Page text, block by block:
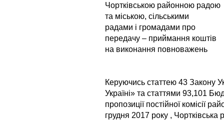
Чортківською районною радою
та міською, сільськими
радами і громадами про
передачу – приймання коштів
на виконання повноважень
Керуючись статтею 43 Закону
Україні» та статтями 93,101
пропозиції постійної комісії
грудня 2017 року , Чортківська